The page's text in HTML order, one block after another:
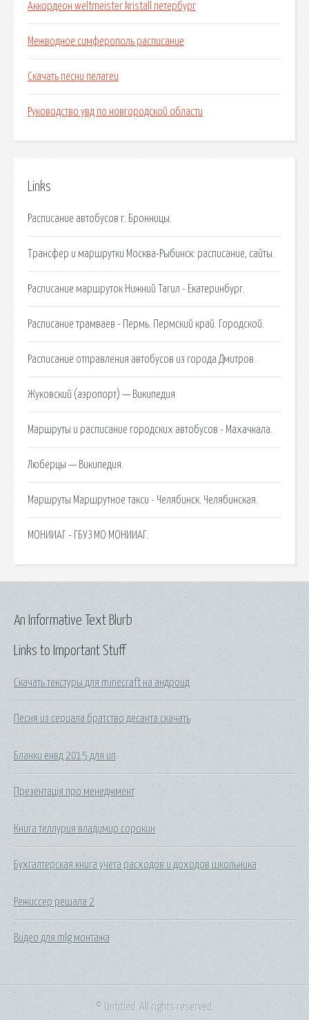
Аккордеон weltmeister kristall петербург
Межводное симферополь расписание
Скачать песни пелагеи
Руководство увд по новгородской области
Links
Расписание автобусов г. Бронницы.
Трансфер и маршрутки Москва-Рыбинск: расписание, сайты.
Расписание маршруток Нижний Тагил - Екатеринбург.
Расписание трамваев - Пермь. Пермский край. Городской.
Расписание отправления автобусов из города Дмитров.
Жуковский (аэропорт) — Википедия.
Маршруты и расписание городских автобусов - Махачкала.
Люберцы — Википедия.
Маршруты Маршрутное такси - Челябинск. Челябинская.
МОНИИАГ - ГБУЗ МО МОНИИАГ.
Links to Important Stuff
Скачать текстуры для minecraft на андроид
Песня из сериала братство десанта скачать
Бланки енвд 2015 для ип
Презентація про менеджмент
Книга теллурия владимир сорокин
Бухгалтерская книга учета расходов и доходов школьника
Режиссер решала 2
Видео для mlg монтажа
An Informative Text Blurb
© Untitled. All rights reserved.